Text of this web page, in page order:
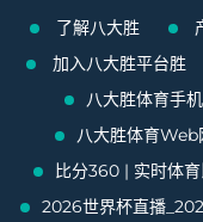
了解八大胜
加入八大胜平台胜
八大胜体育手
八大胜体育Web
比分360 | 实时体
2026世界杯直播